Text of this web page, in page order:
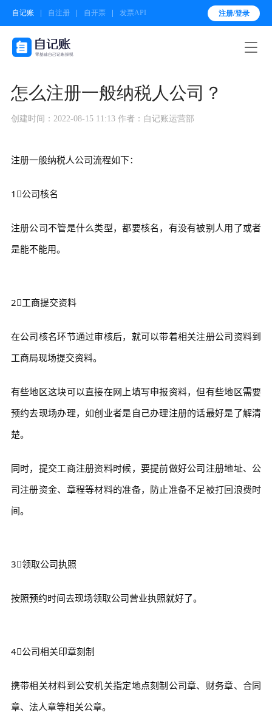
自记账 自注册 自开票 发票API 注册/登录

怎么注册一般纳税人公司？
创建时间：2022-08-15 11:13 作者：自记账运营部
注册一般纳税人公司流程如下：
1⃣公司核名
注册公司不管是什么类型，都要核名，有没有被别人用了或者
是能不能用。
2⃣工商提交资料
在公司核名环节通过审核后，就可以带着相关注册公司资料到
工商局现场提交资料。
有些地区这块可以直接在网上填写申报资料，但有些地区需要
预约去现场办理，如创业者是自己办理注册的话最好是了解清
楚。
同时，提交工商注册资料时候，要提前做好公司注册地址、公
司注册资金、章程等材料的准备，防止准备不足被打回浪费时
间。
3⃣领取公司执照
按照预约时间去现场领取公司营业执照就好了。
4⃣公司相关印章刻制
携带相关材料到公安机关指定地点刻制公司章、财务章、合同
章、法人章等相关公章。